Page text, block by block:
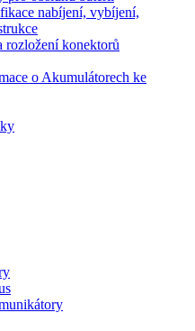
nabíjení, vybíjení,
rozložení konektorů
o Akumulátorech ke